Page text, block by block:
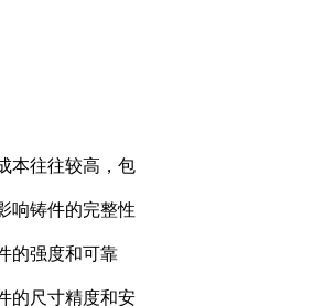
本往往较高，包
响铸件的完整性
的强度和可靠
的尺寸精度和安